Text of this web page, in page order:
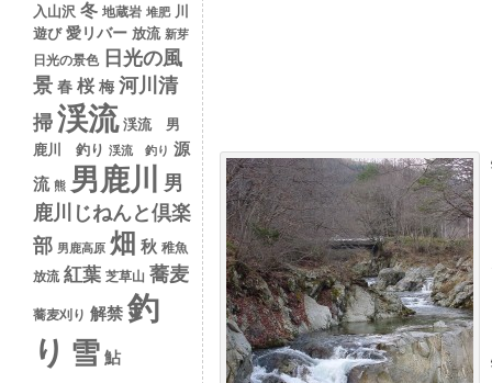
入山沢 冬 地蔵岩 堆肥 川
遊び 愛リバー 放流 新芽
日光の景色
日光の風
景 春 桜 梅 河川清
掃渓流 渓流 男
鹿川 釣り 渓流 釣り 源
流 熊 男鹿川
男
鹿川じねんと倶楽
部 男鹿高原 畑 秋 稚魚
放流 紅葉 芝草山 蕎麦
蕎麦刈り 解禁 釣
り 雪 鮎